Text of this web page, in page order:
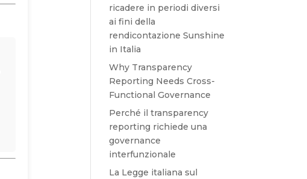
ricadere in periodi diversi
ai fini della
rendicontazione Sunshine
in Italia
Why Transparency
Reporting Needs Cross-
Functional Governance
Perché il transparency
reporting richiede una
governance
interfunzionale
La Legge italiana sul